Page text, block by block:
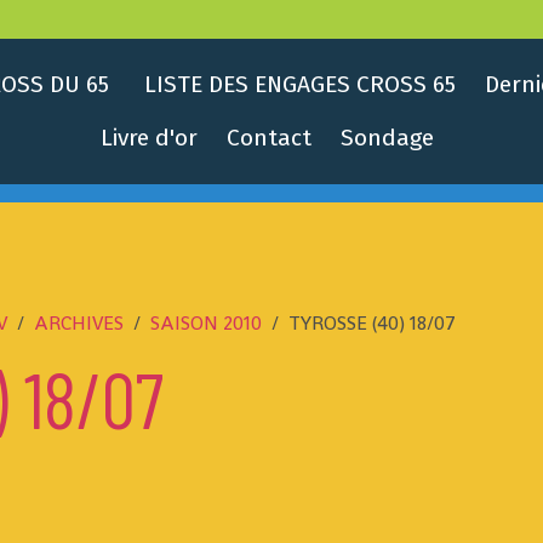
DU 65 LISTE DES ENGAGES CROSS 65
Livre d'or
Contact Sondage
ARCHIVES SAISON 2010 TYROSSE (40) 18/07
18/07